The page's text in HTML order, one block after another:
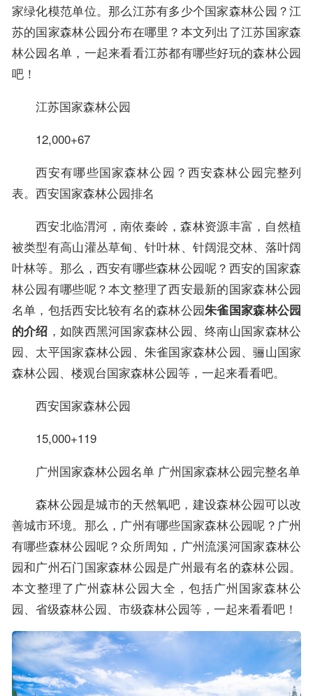
家绿化模范单位。那么江苏有多少个国家森林公园？江
苏的国家森林公园分布在哪里？本文列出了江苏国家森
林公园名单，一起来看看江苏都有哪些好玩的森林公园
吧！
江苏国家森林公园
12,000+67
西安有哪些国家森林公园？西安森林公园完整列
表。西安国家森林公园排名
西安北临渭河，南依秦岭，森林资源丰富，自然植
被类型有高山灌丛草甸、针叶林、针阔混交林、落叶阔
叶林等。那么，西安有哪些森林公园呢？西安的国家森
林公园有哪些呢？本文整理了西安最新的国家森林公园
名单，包括西安比较有名的森林公园朱雀国家森林公园
的介绍 ，如陕西黑河国家森林公园、终南山国家森林公
园、太平国家森林公园、朱雀国家森林公园、骊山国家
森林公园、楼观台国家森林公园等，一起来看看吧。
西安国家森林公园
15,000+119
广州国家森林公园名单 广州国家森林公园完整名单
森林公园是城市的天然氧吧，建设森林公园可以改
善城市环境。那么，广州有哪些国家森林公园呢？广州
有哪些森林公园呢？众所周知，广州流溪河国家森林公
园和广州石门国家森林公园是广州最有名的森林公园。
本文整理了广州森林公园大全，包括广州国家森林公
园、省级森林公园、市级森林公园等，一起来看看吧！